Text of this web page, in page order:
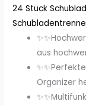
24 Stück
aus
Organizer